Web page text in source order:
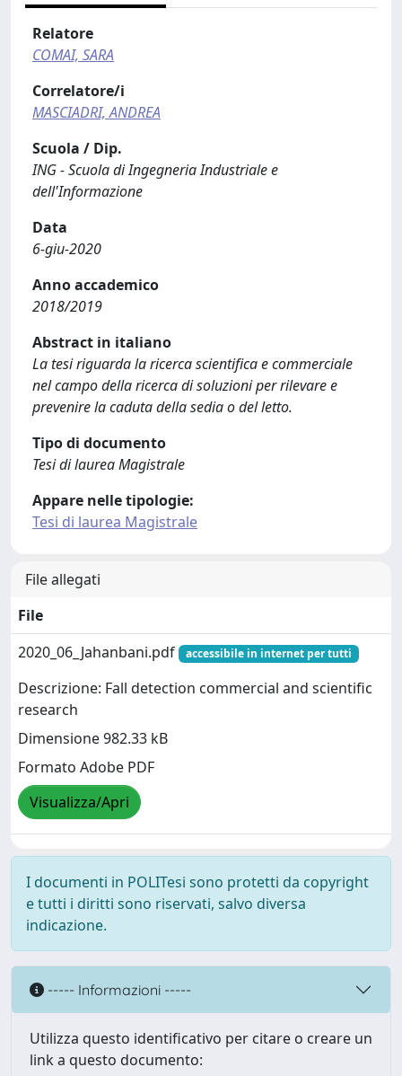
Relatore
COMAI, SARA
Correlatore/i
MASCIADRI, ANDREA
Scuola / Dip.
ING - Scuola di Ingegneria Industriale e
dell'Informazione
Data
6-giu-2020
Anno accademico
2018/2019
Abstract in italiano
La tesi riguarda la ricerca scientifica e commerciale
nel campo della ricerca di soluzioni per rilevare e
prevenire la caduta della sedia o del letto.
Tipo di documento
Tesi di laurea Magistrale
Appare nelle tipologie:
Tesi di laurea Magistrale
File allegati
File
2020_06_Jahanbani.pdf
accessibile in internet per tutti
Descrizione: Fall detection commercial and scientific
research
Dimensione 982.33 kB
Formato Adobe PDF
Visualizza/Apri
I documenti in POLITesi sono protetti da copyright
e tutti i diritti sono riservati, salvo diversa
indicazione.
----- Informazioni -----
Utilizza questo identificativo per citare o creare un
link a questo documento: